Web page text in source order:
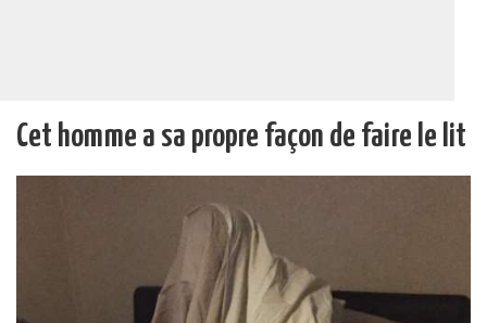
Cet homme a sa propre façon de faire le lit